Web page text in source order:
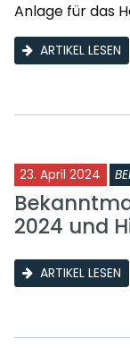
Anlage für das
ARTIKEL LESEN
23. April 2024
2024 und
ARTIKEL LESEN